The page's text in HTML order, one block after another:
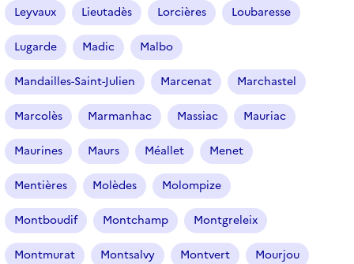
Leyvaux Lieutadès Lorcières Loubaresse
Lugarde Madic Malbo
Mandailles-Saint-Julien Marcenat Marchastel
Marcolès Marmanhac Massiac Mauriac
Maurines Maurs Méallet Menet
Mentières Molèdes Molompize
Montboudif Montchamp Montgreleix
Montmurat Montsalvy Montvert Mourjou